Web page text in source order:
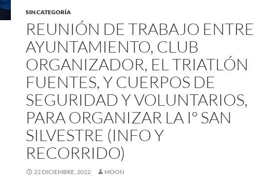
SIN CATEGORÍA
REUNIÓN DE TRABAJO ENTRE
AYUNTAMIENTO, CLUB
ORGANIZADOR, EL TRIATLÓN
FUENTES, Y CUERPOS DE
SEGURIDAD Y VOLUNTARIOS,
PARA ORGANIZAR LA Iº SAN
SILVESTRE (INFO Y
RECORRIDO)
22 DICIEMBRE, 2022 MOON